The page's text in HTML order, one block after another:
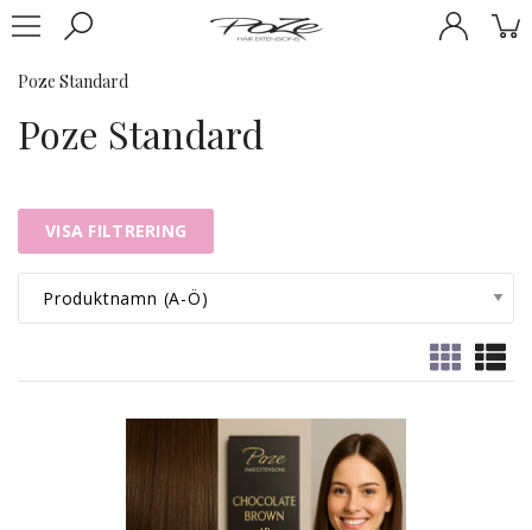
Poze Standard
Poze Standard
VISA FILTRERING